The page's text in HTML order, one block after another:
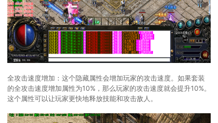
全攻击速度增加：这个隐藏属性会增加玩家的攻击速度。如果套装
的全攻击速度增加属性为10%，那么玩家的攻击速度就会提升10%。
这个属性可以让玩家更快地释放技能和攻击敌人。